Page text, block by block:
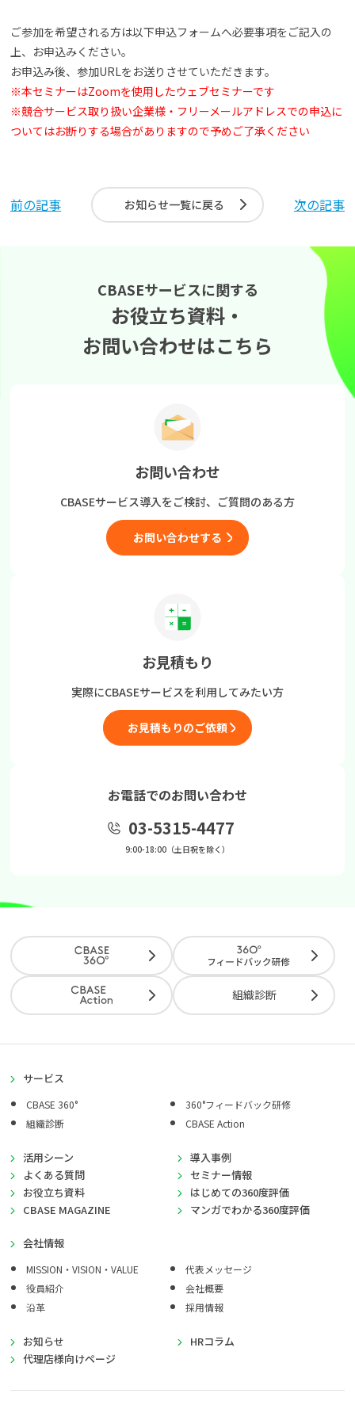
ご参加を希望される方は以下申込フォームへ必要事項をご記入の
上、お申込みください。
お申込み後、参加URLをお送りさせていただきます。
※本セミナーはZoomを使用したウェブセミナーです
※競合サービス取り扱い企業様・フリーメールアドレスでの申込に
ついてはお断りする場合がありますので予めご了承ください
前の記事 お知らせ一覧に戻る 次の記事
CBASEサービスに関する
お役立ち資料・
お問い合わせはこちら
お問い合わせ
CBASEサービス導入をご検討、 ご質問のある方
お問い合わせする
お見積もり
実際にCBASEサービスを利用してみたい方
お見積もりのご依頼
お電話でのお問い合わせ
03-5315-4477
9:00-18:00（土日祝を除く）
組織診断
サービス
CBASE 360°
360°フィードバック研修
組織診断
CBASE Action
活用シーン
導入事例
よくある質問
セミナー情報
お役立ち資料
はじめての360度評価
CBASE MAGAZINE
マンガでわかる360度評価
会社情報
MISSION・VISION・VALUE
代表メッセージ
役員紹介
会社概要
沿革
採用情報
お知らせ
HRコラム
代理店様向けページ